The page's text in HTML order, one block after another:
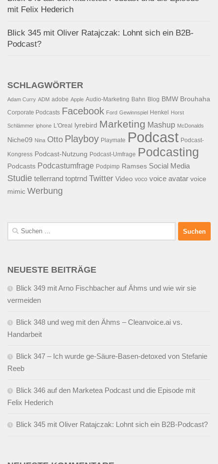
mit Felix Hederich
Blick 345 mit Oliver Ratajczak: Lohnt sich ein B2B-
Podcast?
SCHLAGWÖRTER
Adam Curry ADM adobe Apple Audio-Marketing Bahn Blog BMW Brouhaha
Corporate Podcasts Facebook Ford Gewinnspiel Henkel Horst
Schlämmer iphone L'Oreal lyrebird Marketing Mashup McDonalds
Niche09 Nina Otto Playboy Playmate Podcast Podcast-
Kongress Podcast-Nutzung Podcast-Umfrage Podcasting
Podcasts Podcastumfrage Podpimp Ramses Social Media
Studie tellerrand toptrnd Twitter Video voco voice avatar voice
mimic Werbung
Suchen
nach:
NEUESTE BEITRÄGE
Blick 349 mit Arno Fischbacher auf Ähms und wie wir sie
vermeiden
Blick 348 und weg mit den Ähms – Cleanvoice.ai vs.
Handarbeit
Blick 347 – Ich wurde ge-Säure-Basen-detoxed von Stefanie
Reeb
Blick 346 auf den Marketea Podcast und die Episode mit
Felix Hederich
Blick 345 mit Oliver Ratajczak: Lohnt sich ein B2B-Podcast?